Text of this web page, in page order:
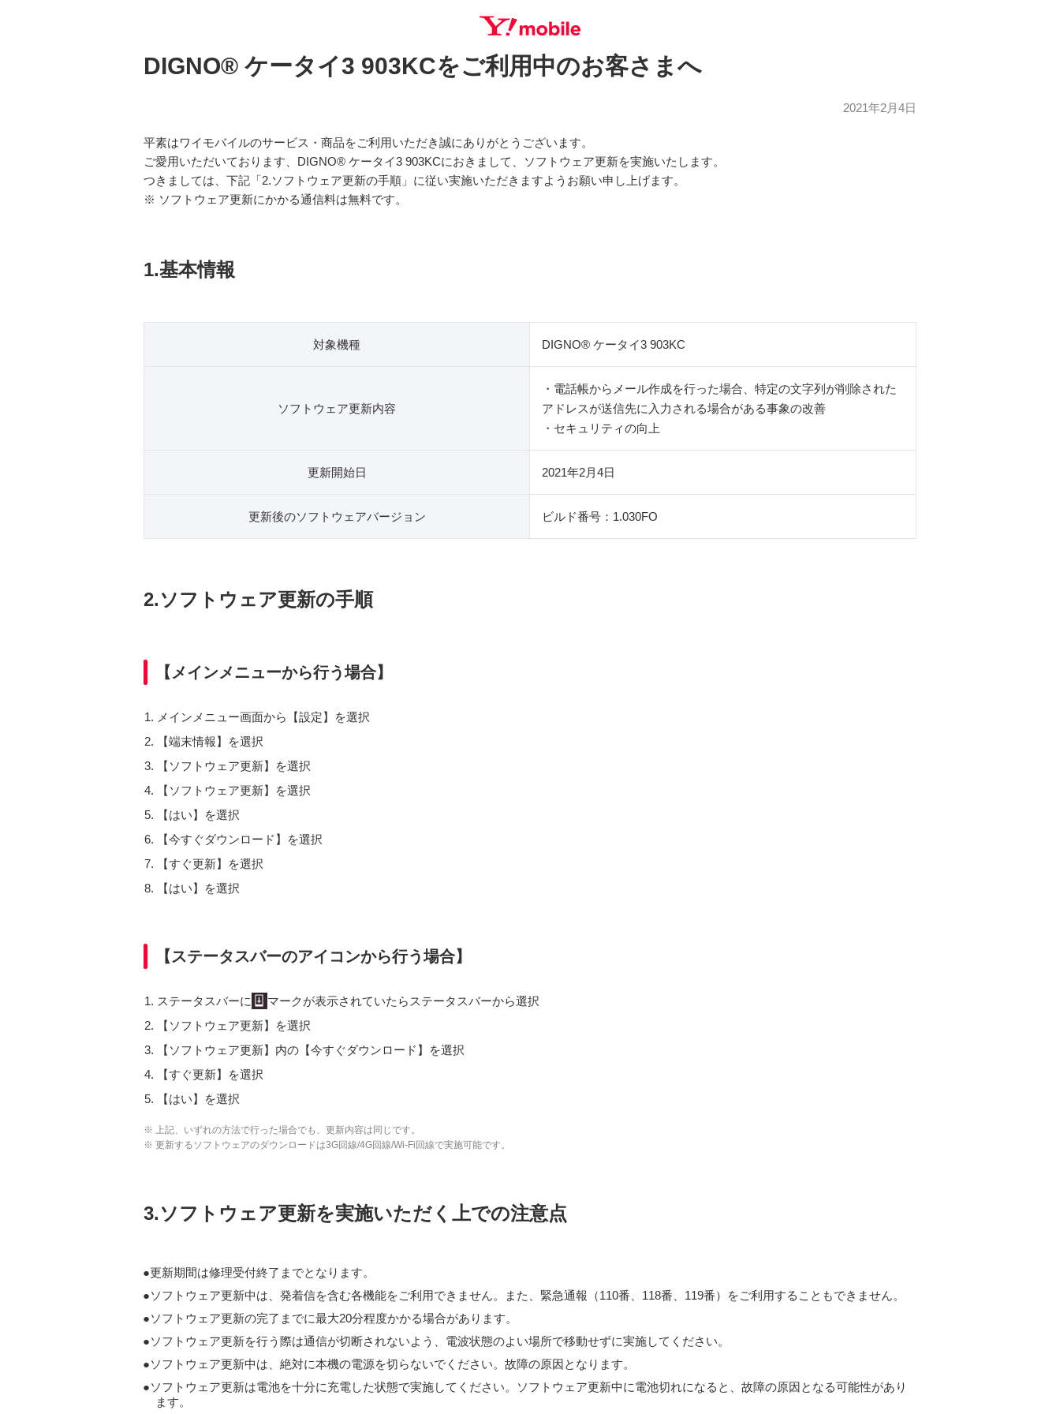
SEARCH
DIGNO® ケータイ3 903KCをご利用中のお客さまへ
2021年2月4日
平素はワイモバイルのサービス・商品をご利用いただき誠にありがとうございます。
ご愛用いただいております、DIGNO® ケータイ3 903KCにおきまして、ソフトウェア更新を実施いたします。
つきましては、下記「2.ソフトウェア更新の手順」に従い実施いただきますようお願い申し上げます。
※ ソフトウェア更新にかかる通信料は無料です。
1.基本情報
対象機種 DIGNO® ケータイ3 903KC
ソフトウェア更新内容
・電話帳からメール作成を行った場合、特定の文字列が削除された
アドレスが送信先に入力される場合がある事象の改善
・セキュリティの向上
更新開始日 2021年2月4日
更新後のソフトウェアバージョン ビルド番号：1.030FO
2.ソフトウェア更新の手順
【メインメニューから行う場合】
メインメニュー画面から【設定】を選択
【端末情報】を選択
【ソフトウェア更新】を選択
【ソフトウェア更新】を選択
【はい】を選択
【今すぐダウンロード】を選択
【すぐ更新】を選択
【はい】を選択
【ステータスバーのアイコンから行う場合】
ステータスバーに
マークが表示されていたらステータスバーから選択
【ソフトウェア更新】を選択
【ソフトウェア更新】内の【今すぐダウンロード】を選択
【すぐ更新】を選択
【はい】を選択
※ 上記、いずれの方法で行った場合でも、更新内容は同じです。
※ 更新するソフトウェアのダウンロードは3G回線/4G回線/Wi-Fi回線で実施可能です。
3.ソフトウェア更新を実施いただく上での注意点
更新期間は修理受付終了までとなります。
ソフトウェア更新中は、発着信を含む各機能をご利用できません。また、緊急通報（110番、118番、119番）をご利用することもできません。
ソフトウェア更新の完了までに最大20分程度かかる場合があります。
ソフトウェア更新を行う際は通信が切断されないよう、電波状態のよい場所で移動せずに実施してください。
ソフトウェア更新中は、絶対に本機の電源を切らないでください。故障の原因となります。
ソフトウェア更新は電池を十分に充電した状態で実施してください。ソフトウェア更新中に電池切れになると、故障の原因となる可能性があり
ます。